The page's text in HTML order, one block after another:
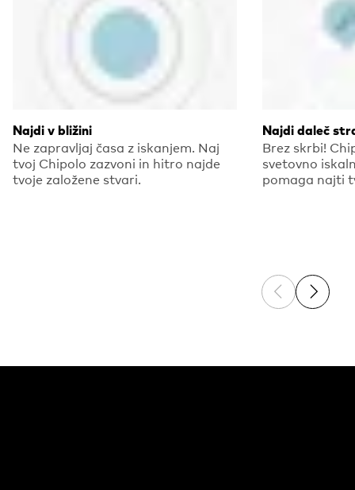
Najdi v bližini
Ne zapravljaj časa z iskanjem. Naj
tvoj Chipolo zazvoni in hitro najde
tvoje založene stvari.
Najdi daleč
Brez skrbi!
svetovno
pomaga najti
Previous
Next